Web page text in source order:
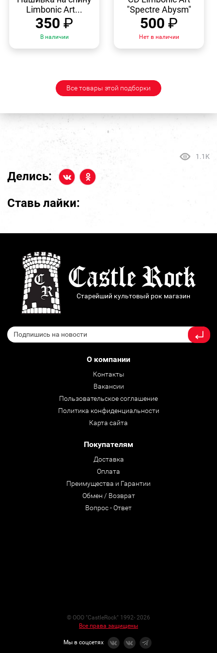
Limbonic Art...
350 ₽
В наличии
"Spectre Abysm"
500 ₽
Нет в наличии
Все товары этой подборки
1.1K
Делись:
Ставь лайки:
Старейший культовый рок магазин
О компании
Контакты
Вакансии
Пользовательское соглашение
Политика конфиденциальности
Карта сайта
Покупателям
Доставка
Оплата
Преимущества и Гарантии
Обмен / Возврат
Вопрос - Ответ
© ООО "CastleRock" 1992- 2026
Все права защищены
Мы в соцсетях